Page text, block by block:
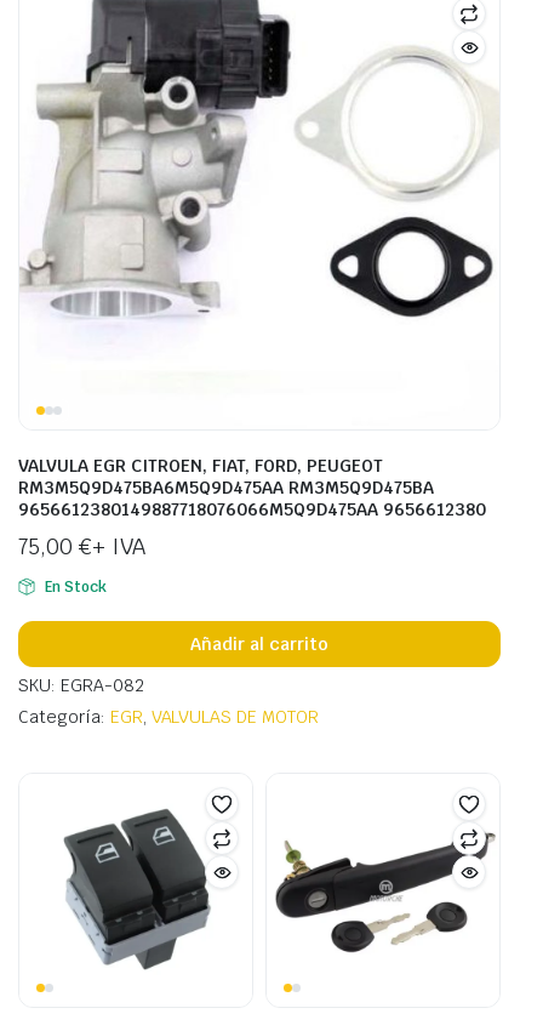
VALVULA EGR CITROEN, FIAT, FORD, PEUGEOT
RM3M5Q9D475BA6M5Q9D475AA RM3M5Q9D475BA
9656612380149887718076066M5Q9D475AA 9656612380
75,00 €+ IVA
En Stock
Añadir al carrito
SKU: EGRA-082
Categoría: EGR, VALVULAS DE MOTOR